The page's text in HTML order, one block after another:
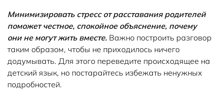
Минимизировать стресс от расставания родителей
поможет честное, спокойное объяснение, почему
они не могут жить вместе. Важно построить разговор
таким образом, чтобы не приходилось ничего
додумывать. Для этого переведите происходящее на
детский язык, но постарайтесь избежать ненужных
подробностей.